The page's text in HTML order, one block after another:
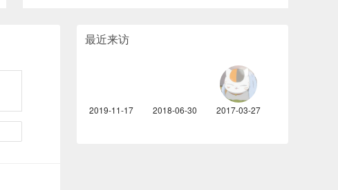
最近来访
2019-11-17 2018-06-30 2017-03-27